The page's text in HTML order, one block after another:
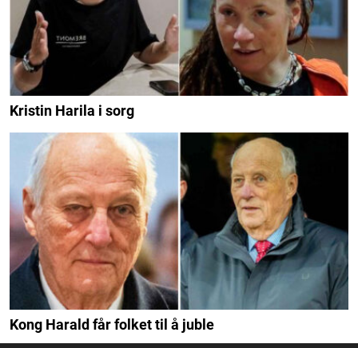
Kristin Harila i sorg
Kong Harald får folket til å juble